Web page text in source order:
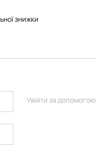
знижки
Увійти за допомогою